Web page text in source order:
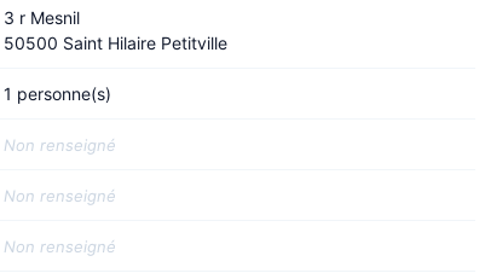
3 r Mesnil
50500 Saint Hilaire Petitville
1 personne(s)
Non renseigné
Non renseigné
Non renseigné